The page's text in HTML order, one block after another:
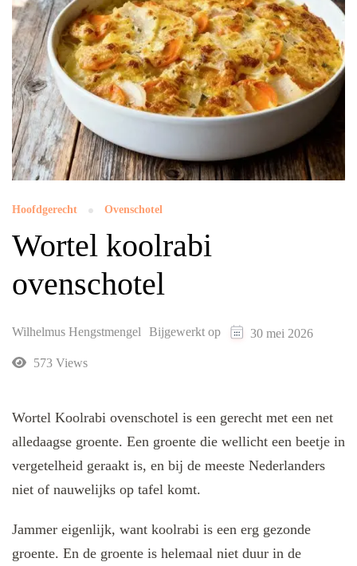
Hoofdgerecht Ovenschotel
Wortel koolrabi
ovenschotel
Wilhelmus Hengstmengel Bijgewerkt op 30 mei 2026
573 Views
Wortel Koolrabi ovenschotel is een gerecht met een net
alledaagse groente. Een groente die wellicht een beetje in
vergetelheid geraakt is, en bij de meeste Nederlanders
niet of nauwelijks op tafel komt.
Jammer eigenlijk, want koolrabi is een erg gezonde
groente. En de groente is helemaal niet duur in de